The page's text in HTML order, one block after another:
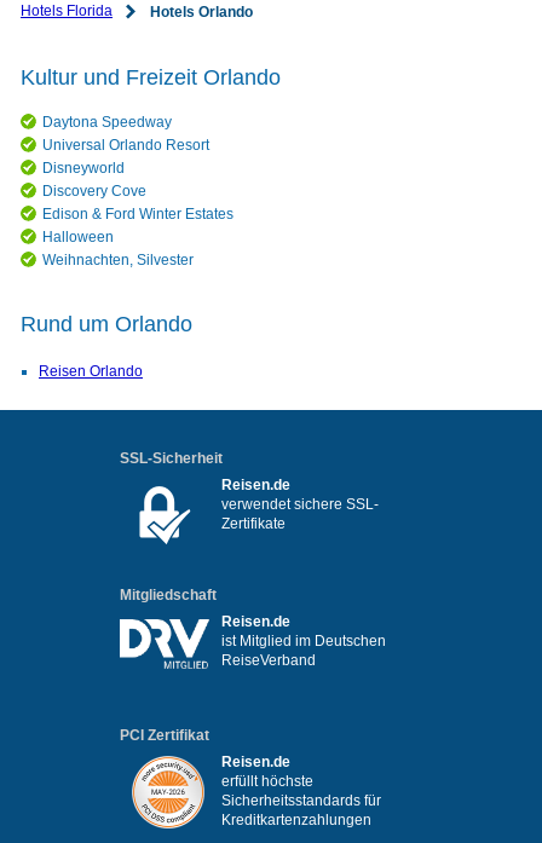
Hotels Florida
Hotels Orlando
Kultur und Freizeit Orlando
Daytona Speedway
Universal Orlando Resort
Disneyworld
Discovery Cove
Edison & Ford Winter Estates
Halloween
Weihnachten, Silvester
Rund um Orlando
Reisen Orlando
SSL-Sicherheit
Reisen.de
verwendet sichere SSL-
Zertifikate
Mitgliedschaft
Reisen.de
ist Mitglied im Deutschen
ReiseVerband
PCI Zertifikat
Reisen.de
erfüllt höchste
Sicherheitsstandards für
Kreditkartenzahlungen